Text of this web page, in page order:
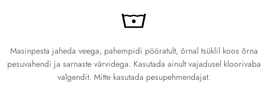
lõõgastumiseks või brändi esindamiseks. Sobib nii meestele kui
naistele, pakkudes mugavust ja stiili igal hooajal. Vali oma lemmikvärv
Kuidas mõõta?
Masinpesta jaheda veega, pahempidi pööratult, õrnal tsüklil koos õrna
pesuvahendi ja sarnaste värvidega. Kasutada ainult vajadusel kloorivaba
valgendit. Mitte kasutada pesupehmendajat.